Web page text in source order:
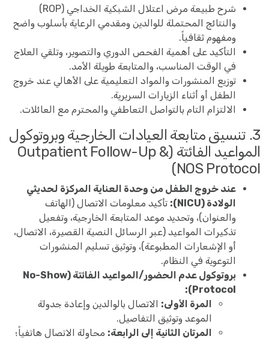
شرح طبيعة مرض اعتلال الشبكية الخداجي (ROP)
والنتائج المحتملة للوالدين ومقدمي الرعاية بأسلوب واضح
ومفهوم ثقافياً.
التأكيد على أهمية الفحص الدوري والتصوير، وتلقي العلاج
في الوقت المناسب، والمتابعة طويلة الأمد.
توزيع المنشورات والمواد التعليمية على الأهالي عند خروج
الطفل أو أثناء الزيارات السريرية.
الالتزام التام بالتواصل التعاطفي والمحترم مع العائلات.
3. تنسيق متابعة العيادات الخارجية وبروتوكول
المواعيد الفائتة (Outpatient Follow-Up &
NOS Protocol)
عند خروج الطفل من وحدة العناية المركزة لحديثي
الولادة (NICU):
تأكيد معلومات الاتصال (الهاتف
والعنوان)، وتحديد موعد المتابعة الخارجية، وتفعيل
تذكيرات المواعيد (عبر الرسائل النصية القصيرة، الاتصال،
أو الإشعارات المطبوعة)، وتوثيق تسليم المنشورات
التوعوية في النظام.
بروتوكول عدم الحضور/المواعيد الفائتة (No-Show
Protocol):
المرة الأولى: الاتصال بالوالدين وإعادة جدولة
الموعد وتوثيق التفاصيل.
المرتان الثانية إلى الرابعة: محاولة الاتصال هاتفياً؛